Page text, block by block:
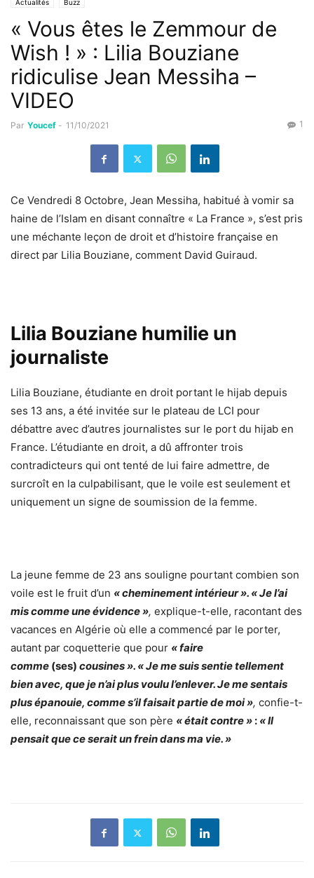
Actualités Buzz
« Vous êtes le Zemmour de
Wish ! » : Lilia Bouziane
ridiculise Jean Messiha –
VIDEO
Par Youcef - 11/10/2021 1
Ce Vendredi 8 Octobre, Jean Messiha, habitué à vomir sa
haine de l’Islam en disant connaître « La France », s’est pris
une méchante leçon de droit et d’histoire française en
direct par Lilia Bouziane, comment David Guiraud.
Lilia Bouziane humilie un
journaliste
Lilia Bouziane, étudiante en droit portant le hijab depuis
ses 13 ans, a été invitée sur le plateau de LCI pour
débattre avec d’autres journalistes sur le port du hijab en
France. L’étudiante en droit, a dû affronter trois
contradicteurs qui ont tenté de lui faire admettre, de
surcroît en la culpabilisant, que le voile est seulement et
uniquement un signe de soumission de la femme.
La jeune femme de 23 ans souligne pourtant combien son
voile est le fruit d’un « cheminement intérieur ». « Je l’ai
mis comme une évidence », explique-t-elle, racontant des
vacances en Algérie où elle a commencé par le porter,
autant par coquetterie que pour « faire
comme (ses) cousines ». « Je me suis sentie tellement
bien avec, que je n’ai plus voulu l’enlever. Je me sentais
plus épanouie, comme s’il faisait partie de moi », confie-t-
elle, reconnaissant que son père « était contre » : « Il
pensait que ce serait un frein dans ma vie. »